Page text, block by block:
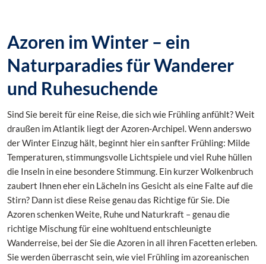
Azoren im Winter – ein
Naturparadies für Wanderer
und Ruhesuchende
Sind Sie bereit für eine Reise, die sich wie Frühling anfühlt? Weit
draußen im Atlantik liegt der Azoren-Archipel. Wenn anderswo
der Winter Einzug hält, beginnt hier ein sanfter Frühling: Milde
Temperaturen, stimmungsvolle Lichtspiele und viel Ruhe hüllen
die Inseln in eine besondere Stimmung. Ein kurzer Wolkenbruch
zaubert Ihnen eher ein Lächeln ins Gesicht als eine Falte auf die
Stirn? Dann ist diese Reise genau das Richtige für Sie. Die
Azoren schenken Weite, Ruhe und Naturkraft – genau die
richtige Mischung für eine wohltuend entschleunigte
Wanderreise, bei der Sie die Azoren in all ihren Facetten erleben.
Sie werden überrascht sein, wie viel Frühling im azoreanischen